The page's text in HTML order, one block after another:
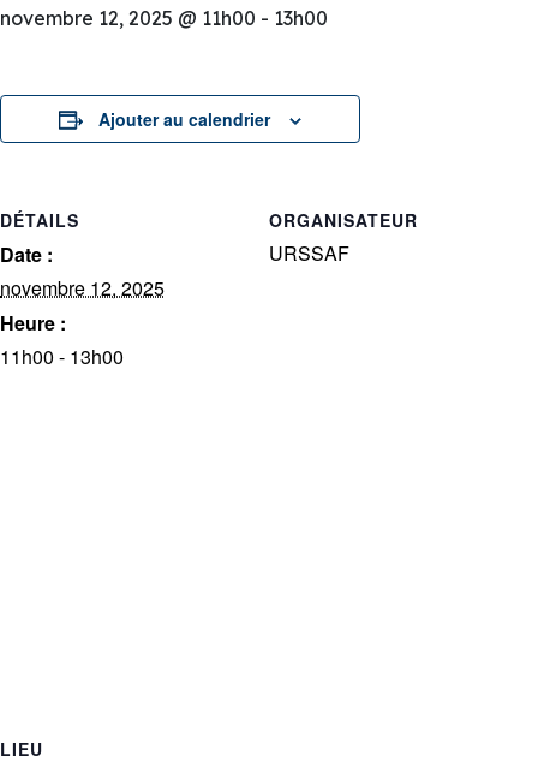
novembre 12, 2025 @ 11h00 - 13h00
Ajouter au calendrier
DÉTAILS
Date :
novembre 12, 2025
Heure :
11h00 - 13h00
ORGANISATEUR
URSSAF
LIEU